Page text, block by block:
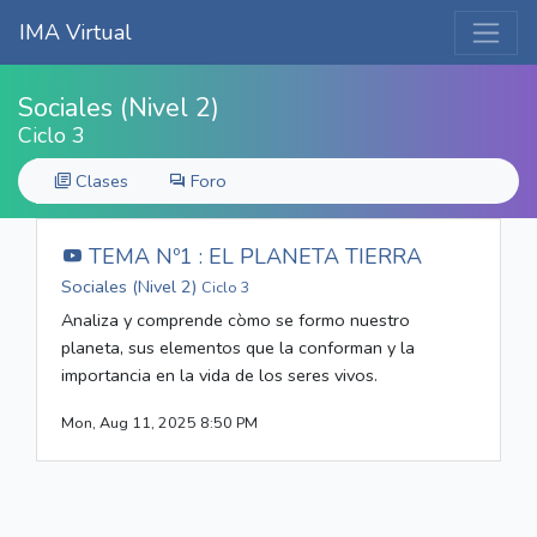
IMA Virtual
Sociales (Nivel 2)
Ciclo 3
Clases Foro
TEMA Nº1 : EL PLANETA TIERRA
Sociales (Nivel 2) Ciclo 3
Analiza y comprende còmo se formo nuestro
planeta, sus elementos que la conforman y la
importancia en la vida de los seres vivos.
Mon, Aug 11, 2025 8:50 PM